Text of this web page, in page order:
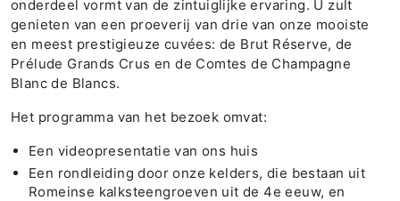
onderdeel vormt van de zintuiglijke ervaring. U zult
genieten van een proeverij van drie van onze mooiste
en meest prestigieuze cuvées: de Brut Réserve, de
Prélude Grands Crus en de Comtes de Champagne
Blanc de Blancs.
Het programma van het bezoek omvat:
Een videopresentatie van ons huis
Een rondleiding door onze kelders, die bestaan uit
Romeinse kalksteengroeven uit de 4e eeuw, en